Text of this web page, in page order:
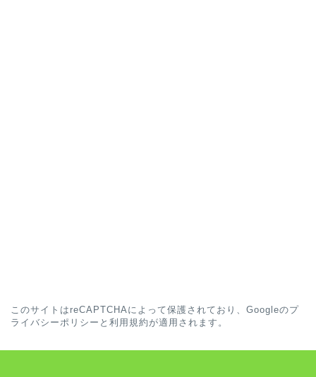
このサイトはreCAPTCHAによって保護されており、Googleのプ
ライバシーポリシー と 利用規約 が適用されます。